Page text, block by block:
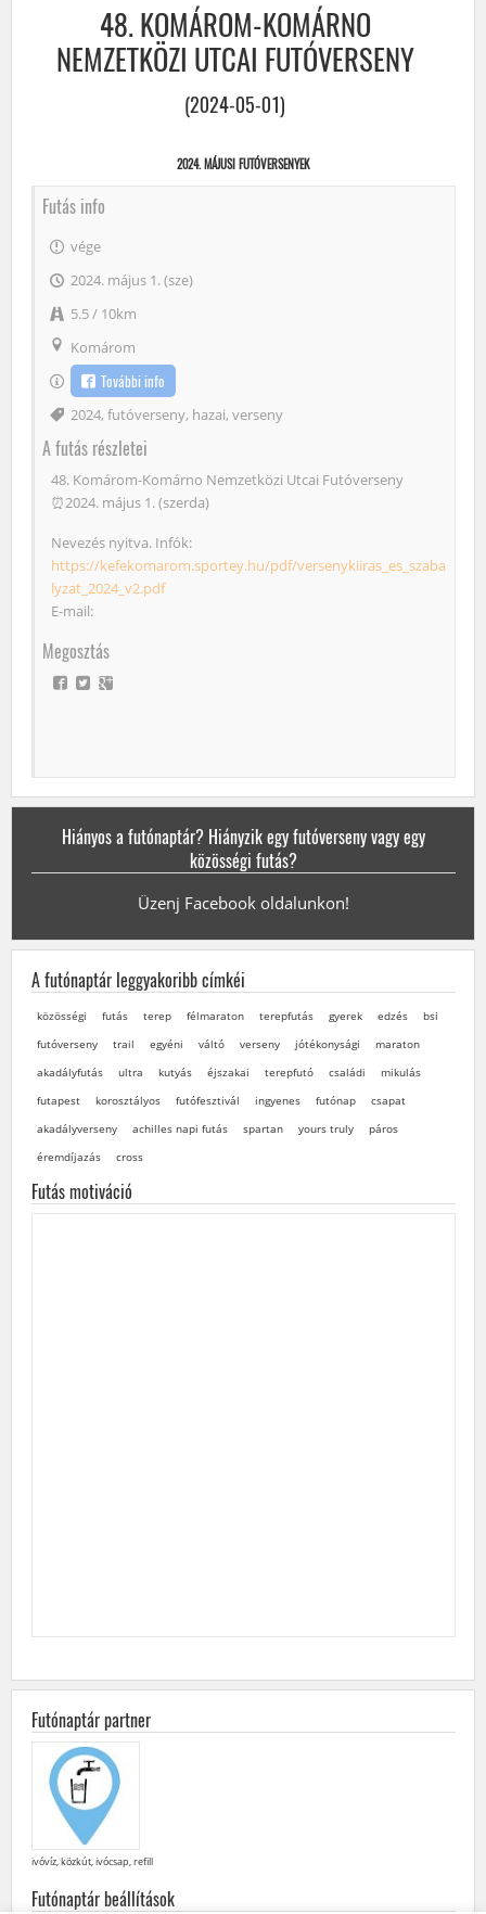
48. KOMÁROM-KOMÁRNO
NEMZETKÖZI UTCAI FUTÓVERSENY
(2024-05-01)
2024. MÁJUSI FUTÓVERSENYEK
Futás info
vége
2024. május 1. (sze)
5.5 / 10km
Komárom
További info
Címke
2024, futóverseny, hazai, verseny
A futás részletei
48. Komárom-Komárno Nemzetközi Utcai Futóverseny
⏰2024. május 1. (szerda)
Nevezés nyitva. Infók:
https://kefekomarom.sportey.hu/pdf/versenykiiras_es_szaba
lyzat_2024_v2.pdf
E-mail:
Megosztás
Hiányos a futónaptár? Hiányzik egy futóverseny vagy egy
közösségi futás?
Üzenj Facebook oldalunkon!
A futónaptár leggyakoribb címkéi
közösségi futás terep félmaraton terepfutás gyerek edzés
bsi
futóverseny
trail egyéni váltó verseny jótékonysági
maraton
akadályfutás
ultra kutyás éjszakai terepfutó családi
mikulás
futapest
korosztályos futófesztivál ingyenes futónap
csapat
akadályverseny
achilles napi futás spartan yours truly
páros
éremdíjazás
cross
Futás motiváció
Futónaptár partner
ivóvíz, közkút, ivócsap, refill
Futónaptár beállítások